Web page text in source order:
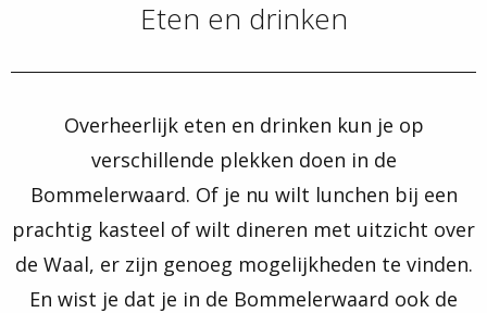
Eten en drinken
Overheerlijk eten en drinken kun je op
verschillende plekken doen in de
Bommelerwaard. Of je nu wilt lunchen bij een
prachtig kasteel of wilt dineren met uitzicht over
de Waal, er zijn genoeg mogelijkheden te vinden.
En wist je dat je in de Bommelerwaard ook de